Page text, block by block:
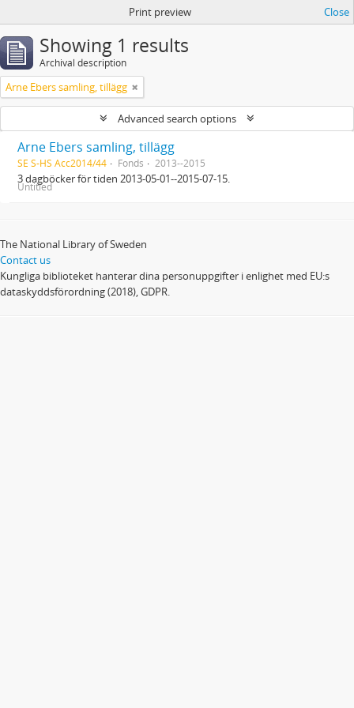
Print preview Close
Showing 1 results
Archival description
Arne Ebers samling, tillägg
Advanced search options
Arne Ebers samling, tillägg
SE S-HS Acc2014/44 Fonds 2013--2015
3 dagböcker för tiden 2013-05-01--2015-07-15.
Untitled
The National Library of Sweden
Contact us
Kungliga biblioteket hanterar dina personuppgifter i enlighet med EU:s
dataskyddsförordning (2018), GDPR.